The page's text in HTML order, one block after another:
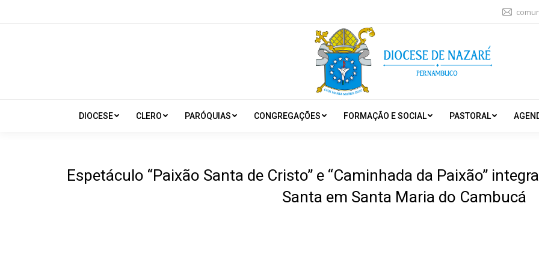
DIOCESE CLERO PARÓQUIAS CONGREGAÇÕES FORMAÇÃO E SOCIAL PASTORAL
Espetáculo “Paixão Santa de Cristo” e “Caminhada da Paixão”
Santa em Santa Maria do Cambucá